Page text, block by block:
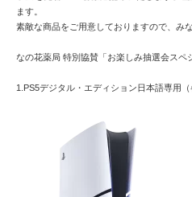
ます。
素敵な商品をご用意しておりますので、み
なの花薬局 特別協賛「お楽しみ抽選会スペ
1.PS5デジタル・エディション日本語専用（